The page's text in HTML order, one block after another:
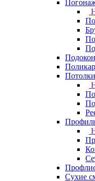
Потолки
Сухие